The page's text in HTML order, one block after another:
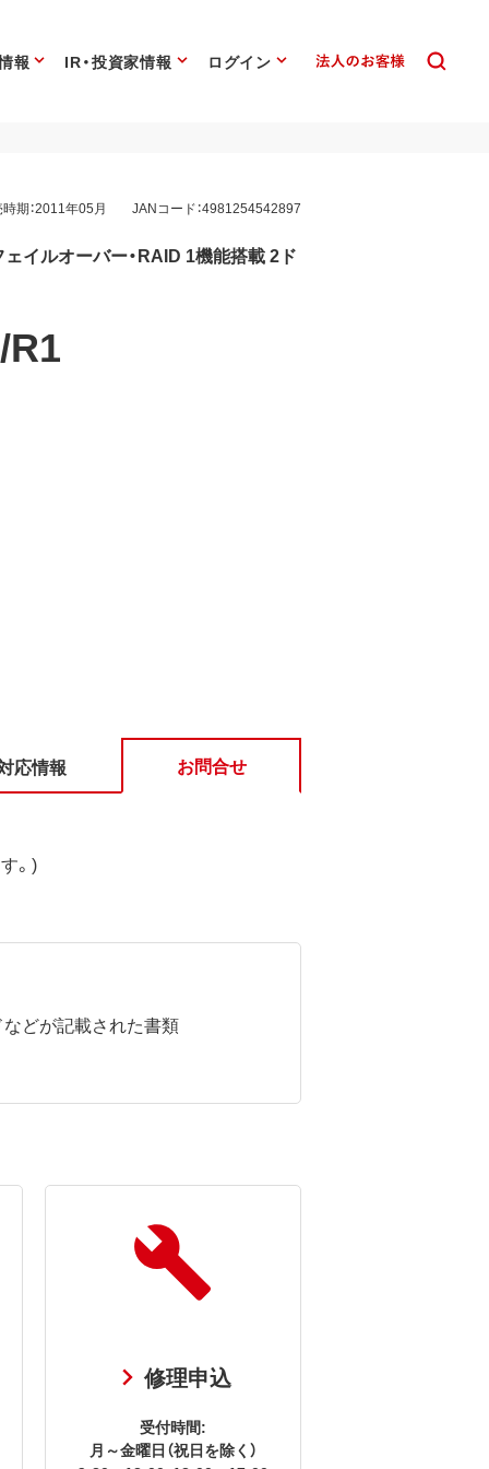
報 IR・投資家情報 ログイン
期：2011年05月 JANコード：4981254542897
イルオーバー・RAID 1機能搭載 2ド
応情報 お問合せ
。)
どが記載された書類
修理申込
受付時間:
月～金曜日（祝日を除く）